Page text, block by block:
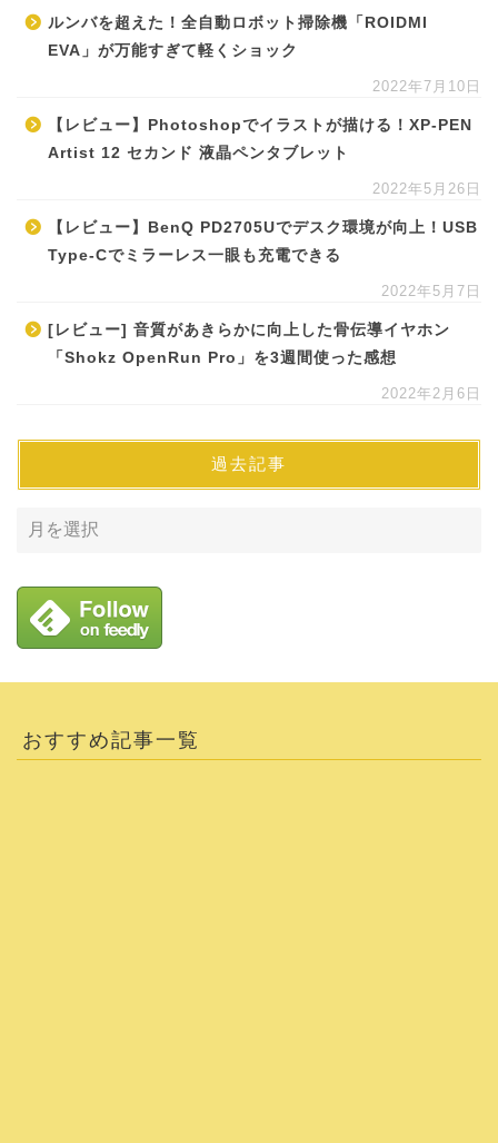
ルンバを超えた！全自動ロボット掃除機「ROIDMI
EVA」が万能すぎて軽くショック
2022年7月10日
【レビュー】Photoshopでイラストが描ける！XP-PEN
Artist 12 セカンド 液晶ペンタブレット
2022年5月26日
【レビュー】BenQ PD2705Uでデスク環境が向上！USB
Type-Cでミラーレス一眼も充電できる
2022年5月7日
[レビュー] 音質があきらかに向上した骨伝導イヤホン
「Shokz OpenRun Pro」を3週間使った感想
2022年2月6日
過去記事
おすすめ記事一覧